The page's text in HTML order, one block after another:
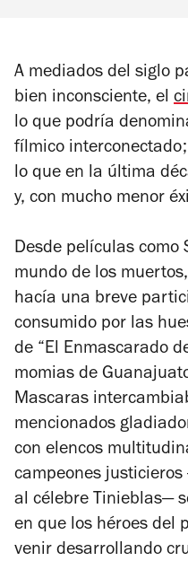
A mediados del siglo
bien inconsciente, el
lo que podría
fílmico
lo que en la última
y, con mucho menor
Desde películas como
mundo de los muertos
hacía una breve
consumido por las
de “El Enmascarado
momias de
Mascaras
mencionados
con elencos
campeones justicieros
al célebre Tinieblas—
en que los héroes del
venir desarrollando